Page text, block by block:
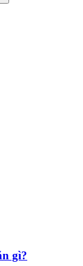
gì?